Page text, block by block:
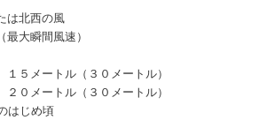
は北西の風
大瞬間風速）
ル（３０メートル）
ル（３０メートル）
じめ頃